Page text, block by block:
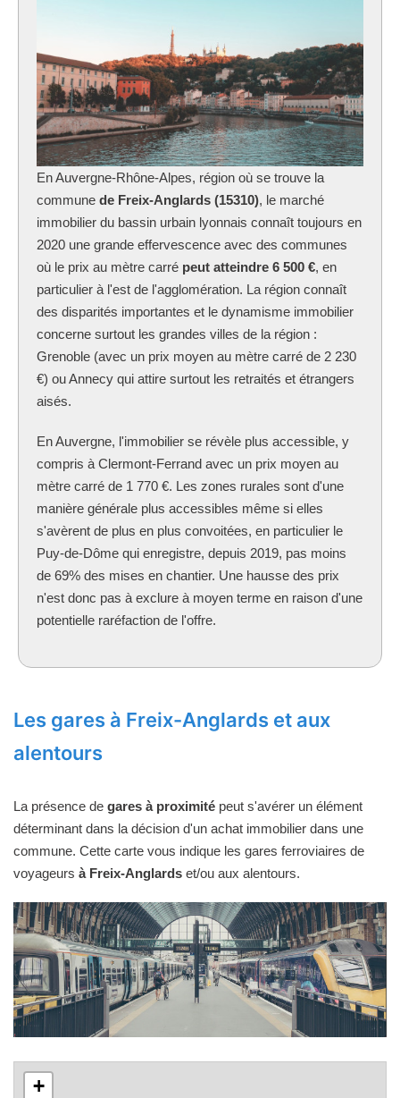
En Auvergne-Rhône-Alpes, région où se trouve la
commune de Freix-Anglards (15310), le marché
immobilier du bassin urbain lyonnais connaît toujours en
2020 une grande effervescence avec des communes
où le prix au mètre carré peut atteindre 6 500 €, en
particulier à l'est de l'agglomération. La région connaît
des disparités importantes et le dynamisme immobilier
concerne surtout les grandes villes de la région :
Grenoble (avec un prix moyen au mètre carré de 2 230
€) ou Annecy qui attire surtout les retraités et étrangers
aisés.
En Auvergne, l'immobilier se révèle plus accessible, y
compris à Clermont-Ferrand avec un prix moyen au
mètre carré de 1 770 €. Les zones rurales sont d'une
manière générale plus accessibles même si elles
s'avèrent de plus en plus convoitées, en particulier le
Puy-de-Dôme qui enregistre, depuis 2019, pas moins
de 69% des mises en chantier. Une hausse des prix
n'est donc pas à exclure à moyen terme en raison d'une
potentielle raréfaction de l'offre.
Les gares à Freix-Anglards et aux
alentours
La présence de gares à proximité peut s'avérer un élément
déterminant dans la décision d'un achat immobilier dans une
commune. Cette carte vous indique les gares ferroviaires de
voyageurs à Freix-Anglards et/ou aux alentours.
+